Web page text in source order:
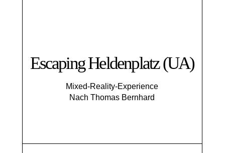
Escaping Helden­platz (UA)
Mixed-Reality-Experience
Nach Thomas Bernhard